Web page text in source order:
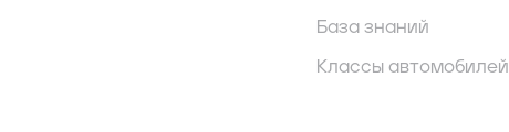
База знаний
Классы автомобилей